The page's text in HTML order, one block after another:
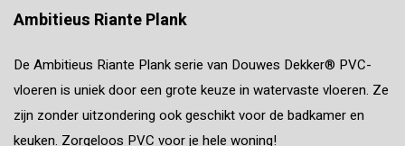
Ambitieus Riante Plank
De Ambitieus Riante Plank serie van Douwes Dekker® PVC-
vloeren is uniek door een grote keuze in watervaste vloeren. Ze
zijn zonder uitzondering ook geschikt voor de badkamer en
keuken. Zorgeloos PVC voor je hele woning!